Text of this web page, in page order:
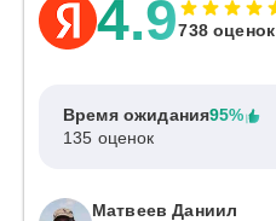
4.9738 оценок
Время ожидания95%
135 оценок
Матвеев Даниил